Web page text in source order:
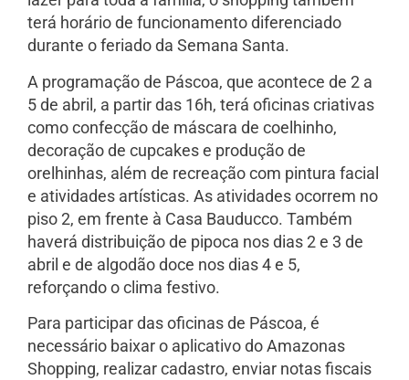
terá horário de funcionamento diferenciado
durante o feriado da Semana Santa.
A programação de Páscoa, que acontece de 2 a
5 de abril, a partir das 16h, terá oficinas criativas
como confecção de máscara de coelhinho,
decoração de cupcakes e produção de
orelhinhas, além de recreação com pintura facial
e atividades artísticas. As atividades ocorrem no
piso 2, em frente à Casa Bauducco. Também
haverá distribuição de pipoca nos dias 2 e 3 de
abril e de algodão doce nos dias 4 e 5,
reforçando o clima festivo.
Para participar das oficinas de Páscoa, é
necessário baixar o aplicativo do Amazonas
Shopping, realizar cadastro, enviar notas fiscais